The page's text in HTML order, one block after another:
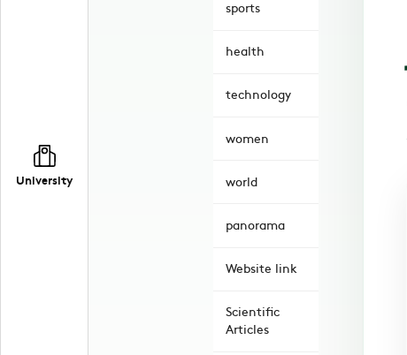
University
sports
health
technology
women
world
panorama
Website link
Scientific
Articles